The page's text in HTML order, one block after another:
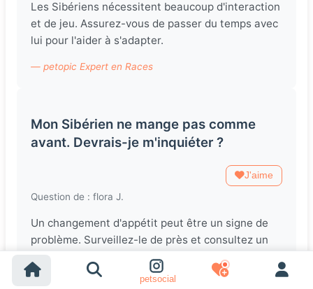
petsocial
Les Sibériens nécessitent beaucoup d'interaction
et de jeu. Assurez-vous de passer du temps avec
lui pour l'aider à s'adapter.
— petopic Expert en Races
Mon Sibérien ne mange pas comme
avant. Devrais-je m'inquiéter ?
J'aime
Question de : flora J.
Un changement d'appétit peut être un signe de
problème. Surveillez-le de près et consultez un
vétérinaire si cela persiste.
— petopic Expert en Races